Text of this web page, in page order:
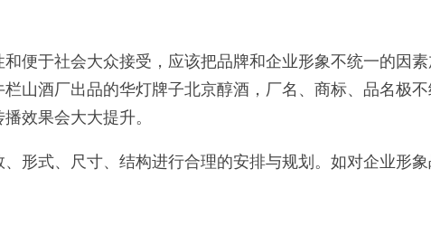
便于社会大众接受，应该把品牌和企业形象不统一的因
山酒厂出品的华灯牌子北京醇酒，厂名、商标、品名极
效果会大大提升。
形式、尺寸、结构进行合理的安排与规划。如对企业形